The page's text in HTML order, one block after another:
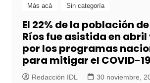
Más acá Sin categoría
El 22% de la población
Ríos fue asistida en
por los programas
para mitigar el COVID-19
Redacción IDL 30 noviembre,